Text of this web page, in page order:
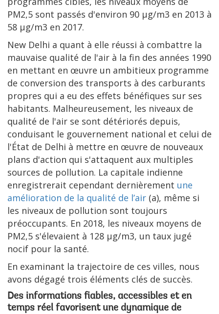
PM2,5 sont passés d'environ 90 µg/m3 en 2013 à
58 µg/m3 en 2017.
New Delhi a quant à elle réussi à combattre la
mauvaise qualité de l'air à la fin des années 1990
en mettant en œuvre un ambitieux programme
de conversion des transports à des carburants
propres qui a eu des effets bénéfiques sur ses
habitants. Malheureusement, les niveaux de
qualité de l'air se sont détériorés depuis,
conduisant le gouvernement national et celui de
l'État de Delhi à mettre en œuvre de nouveaux
plans d'action qui s'attaquent aux multiples
sources de pollution. La capitale indienne
enregistrerait cependant dernièrement une
amélioration de la qualité de l’air (a), même si
les niveaux de pollution sont toujours
préoccupants. En 2018, les niveaux moyens de
PM2,5 s'élevaient à 128 µg/m3, un taux jugé
nocif pour la santé.
En examinant la trajectoire de ces villes, nous
avons dégagé trois éléments clés de succès.
Des informations fiables, accessibles et en
temps réel favorisent une dynamique de